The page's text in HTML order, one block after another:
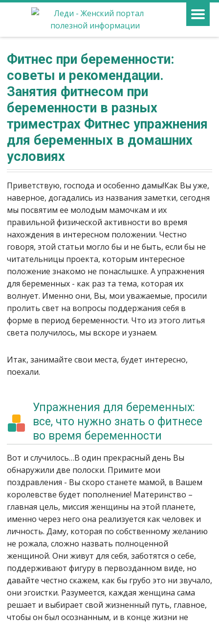
Фитнес при беременности:
советы и рекомендации.
Занятия фитнесом при
беременности в разных
триместрах Фитнес упражнения
для беременных в домашних
условиях
Приветствую, господа и особенно дамы!Как Вы уже,
наверное, догадались из названия заметки, сегодня
мы посвятим ее молодым мамочкам и их
правильной физической активности во время
нахождения в интересном положении. Честно
говоря, этой статьи могло бы и не быть, если бы не
читательницы проекта, которым интересное
положение знакомо не понаслышке. А упражнения
для беременных - как раз та тема, которая их
волнует. Именно они, Вы, мои уважаемые, просили
пролить свет на вопросы поддержания себя в
форме в период беременности. Что из этого литья
света получилось, мы вскоре и узнаем.
Итак, занимайте свои места, будет интересно,
поехали.
Упражнения для беременных:
все, что нужно знать о фитнесе
во время беременности
Вот и случилось…В один прекрасный день Вы
обнаружили две полоски. Примите мои
поздравления - Вы скоро станете мамой, в Вашем
королевстве будет пополнение! Материнство –
главная цель, миссия женщины на этой планете,
именно через него она реализуется как человек и
личность. Даму, которая по собственному желанию
не рожала, сложно назвать полноценной
женщиной. Они живут для себя, заботятся о себе,
поддерживают фигуру в первозданном виде, но
давайте честно скажем, как бы грубо это ни звучало,
они эгоистки. Разумеется, каждая женщина сама
решает и выбирает свой жизненный путь, главное,
чтобы он был осознанным, и в конце жизни не